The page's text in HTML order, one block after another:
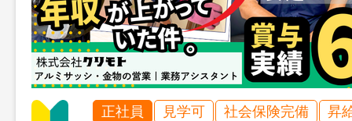
正社員 見学可 社会保険完備
昇